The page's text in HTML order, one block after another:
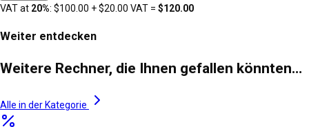
VAT at 20%: $100.00 +$20.00 VAT = $120.00
Weiter entdecken
Weitere Rechner, die Ihnen gefallen könnten…
Alle in der Kategorie